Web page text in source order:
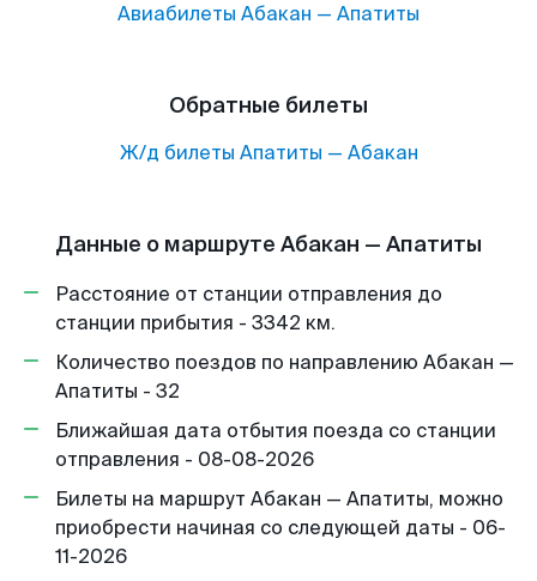
Авиабилеты Абакан — Апатиты
Обратные билеты
Ж/д билеты Апатиты — Абакан
Данные о маршруте Абакан — Апатиты
Расстояние от станции отправления до
станции прибытия - 3342 км.
Количество поездов по направлению Абакан —
Апатиты - 32
Ближайшая дата отбытия поезда со станции
отправления - 08-08-2026
Билеты на маршрут Абакан — Апатиты, можно
приобрести начиная со следующей даты - 06-
11-2026